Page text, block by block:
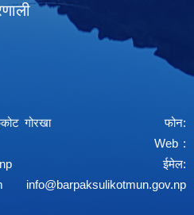
ताकुकोट गोरखा फोन:
Web :
ईमेल:
info@barpaksulikotmun.gov.np